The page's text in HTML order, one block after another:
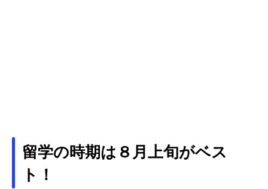
留学の時期は８月上旬がベス
ト！